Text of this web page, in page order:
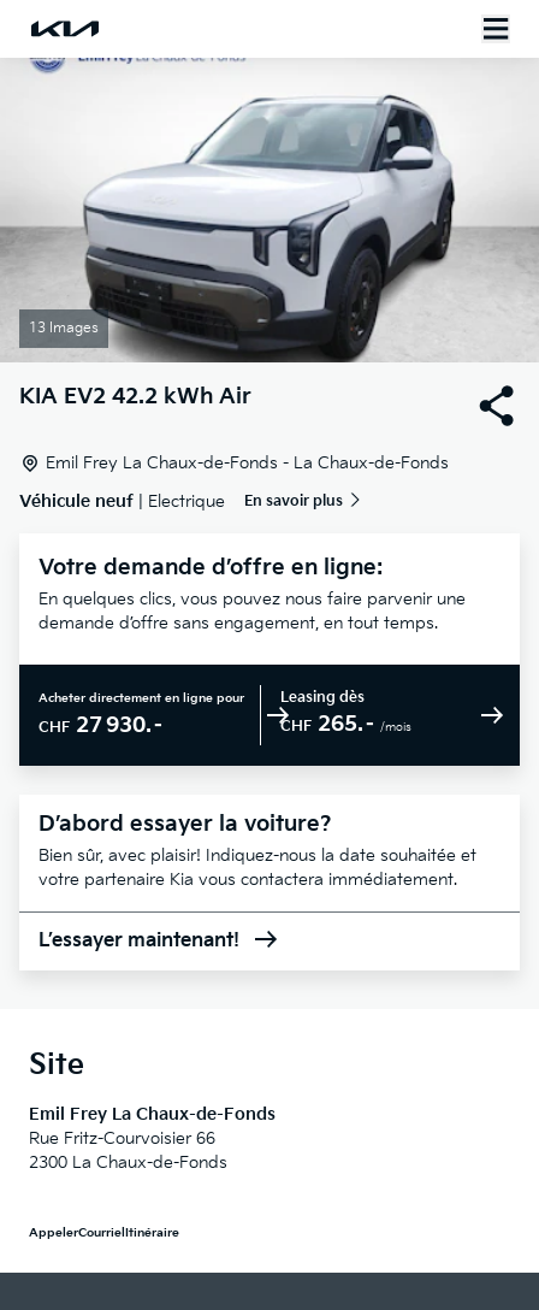
13 Images
KIA EV2 42.2 kWh Air
Emil Frey La Chaux-de-Fonds - La Chaux-de-Fonds
Véhicule neuf | Electrique En savoir plus
Votre demande d’offre en ligne:
En quelques clics, vous pouvez nous faire parvenir une
demande d’offre sans engagement, en tout temps.
Acheter directement en ligne pour
CHF 27 930.–
Leasing dès
CHF 265.– /mois
D’abord essayer la voiture?
Bien sûr, avec plaisir! Indiquez-nous la date souhaitée et
votre partenaire Kia vous contactera immédiatement.
L’essayer maintenant!
Site
Emil Frey La Chaux-de-Fonds
Rue Fritz-Courvoisier 66
2300 La Chaux-de-Fonds
AppelerCourriel Itinéraire